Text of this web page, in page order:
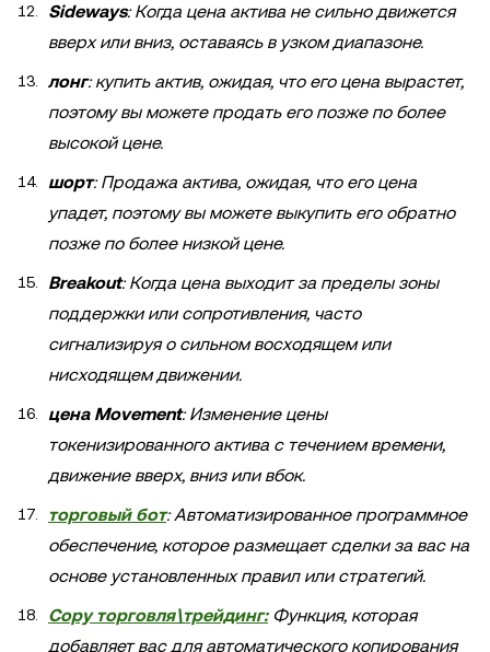
Sideways: Когда цена актива не сильно движется
вверх или вниз, оставаясь в узком диапазоне.
лонг: купить актив, ожидая, что его цена вырастет,
поэтому вы можете продать его позже по более
высокой цене.
шорт: Продажа актива, ожидая, что его цена
упадет, поэтому вы можете выкупить его обратно
позже по более низкой цене.
Breakout: Когда цена выходит за пределы зоны
поддержки или сопротивления, часто
сигнализируя о сильном восходящем или
нисходящем движении.
цена Movement: Изменение цены
токенизированного актива с течением времени,
движение вверх, вниз или вбок.
торговый бот: Автоматизированное программное
обеспечение, которое размещает сделки за вас на
основе установленных правил или стратегий.
Copy торговля\трейдинг:Функция, которая
добавляет вас для автоматического копирования